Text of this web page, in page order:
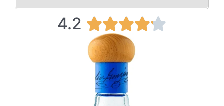
4.2 